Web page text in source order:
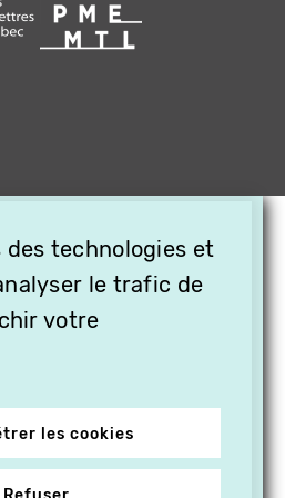
des technologies et
le trafic de
votre
les cookies
VIDÉO EN
VOS
VITHÈQUE !